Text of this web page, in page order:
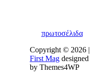
πρωτοσέλιδα
Copyright © 2026 |
First Mag designed
by Themes4WP